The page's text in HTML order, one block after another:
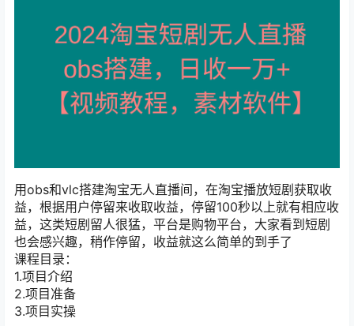
用obs和vlc搭建淘宝无人直播间，在淘宝播放短剧获取收
益，根据用户停留来收取收益，停留100秒以上就有相应收
益，这类短剧留人很猛，平台是购物平台，大家看到短剧
也会感兴趣，稍作停留，收益就这么简单的到手了
课程目录：
1.项目介绍
2.项目准备
3.项目实操